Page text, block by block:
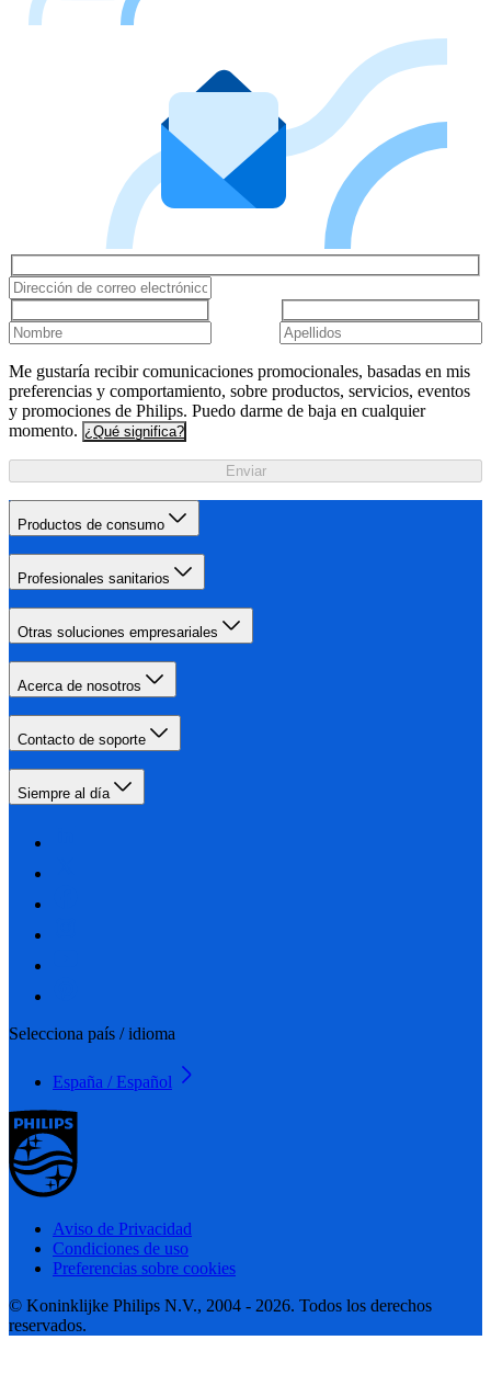
Me gustaría recibir comunicaciones promocionales, basadas en mis
preferencias y comportamiento, sobre productos, servicios, eventos
y promociones de Philips. Puedo darme de baja en cualquier
momento. ¿Qué significa?
Enviar
Productos de consumo
Profesionales sanitarios
Otras soluciones empresariales
Acerca de nosotros
Contacto de soporte
Siempre al día
Selecciona país / idioma
España / Español
Aviso de Privacidad
Condiciones de uso
Preferencias sobre cookies
© Koninklijke Philips N.V., 2004 - 2026. Todos los derechos
reservados.